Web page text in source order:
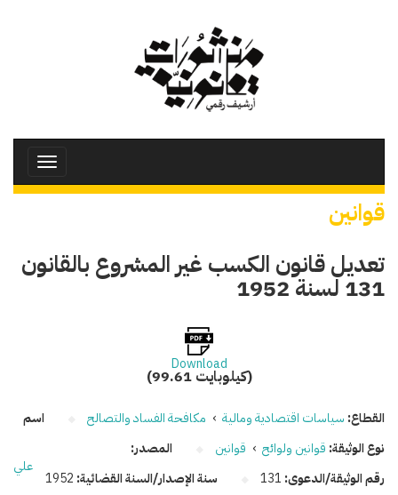
Toggle
قوانين
تعديل قانون الكسب غير المشروع بالقانون
131 لسنة 1952
Download
(99.61 كيلوبايت)
القطاع: سياسات اقتصادية ومالية › مكافحة الفساد والتصالح
نوع الوثيقة: قوانين ولوائح › قوانين
رقم الوثيقة/الدعوى: 131 سنة الإصدار/السنة القضائية: 1952
اسم
المصدر:
علي